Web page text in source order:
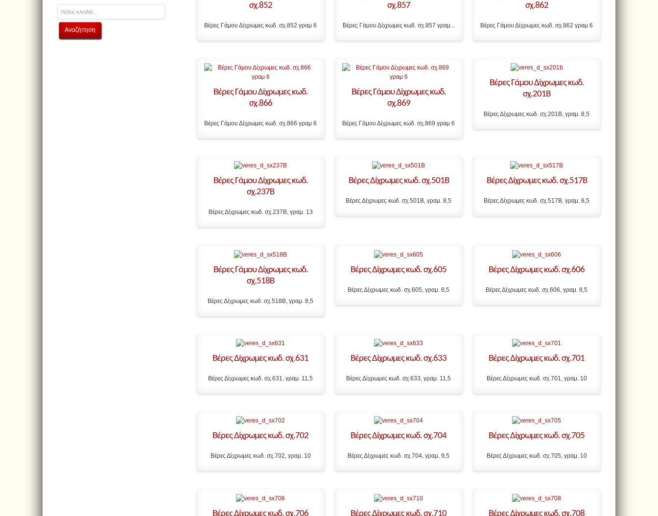
σχ.852
Βέρες Γάμου Δίχρωμες κωδ. σχ.852 γραμ 6
σχ.857
Βέρες Γάμου Δίχρωμες κωδ. σχ.857 γραμ...
σχ.862
Βέρες Γάμου Δίχρωμες κωδ. σχ.862 γραμ 6
Βέρες Γάμου Δίχρωμες κωδ.
σχ.866
Βέρες Γάμου Δίχρωμες κωδ. σχ.866 γραμ 6
Βέρες Γάμου Δίχρωμες κωδ.
σχ.869
Βέρες Γάμου Δίχρωμες κωδ. σχ.869 γραμ 6
Βέρες Γάμου Δίχρωμες κωδ.
σχ.201B
Βέρες Δίχρωμες κωδ. σχ.201B, γραμ. 8,5
Βέρες Γάμου Δίχρωμες κωδ.
σχ.237B
Βέρες Δίχρωμες κωδ. σχ.237B, γραμ. 13
Βέρες Δίχρωμες κωδ. σχ.501B
Βέρες Δίχρωμες κωδ. σχ.501B, γραμ. 8,5
Βέρες Δίχρωμες κωδ. σχ.517B
Βέρες Δίχρωμες κωδ. σχ.517B, γραμ. 8,5
Βέρες Γάμου Δίχρωμες κωδ.
σχ.518B
Βέρες Δίχρωμες κωδ. σχ.518B, γραμ. 8,5
Βέρες Δίχρωμες κωδ. σχ.605
Βέρες Δίχρωμες κωδ. σχ.605, γραμ. 8,5
Βέρες Δίχρωμες κωδ. σχ.606
Βέρες Δίχρωμες κωδ. σχ.606, γραμ. 8,5
Βέρες Δίχρωμες κωδ. σχ.631
Βέρες Δίχρωμες κωδ. σχ.631, γραμ. 11,5
Βέρες Δίχρωμες κωδ. σχ.633
Βέρες Δίχρωμες κωδ. σχ.633, γραμ. 11,5
Βέρες Δίχρωμες κωδ. σχ.701
Βέρες Δίχρωμες κωδ. σχ.701, γραμ. 10
Βέρες Δίχρωμες κωδ. σχ.702
Βέρες Δίχρωμες κωδ. σχ.702, γραμ. 10
Βέρες Δίχρωμες κωδ. σχ.704
Βέρες Δίχρωμες κωδ. σχ.704, γραμ. 9,5
Βέρες Δίχρωμες κωδ. σχ.705
Βέρες Δίχρωμες κωδ. σχ.705, γραμ. 10
Βέρες Δίχρωμες κωδ. σχ.706 Βέρες Δίχρωμες κωδ. σχ.710 Βέρες Δίχρωμες κωδ. σχ.708